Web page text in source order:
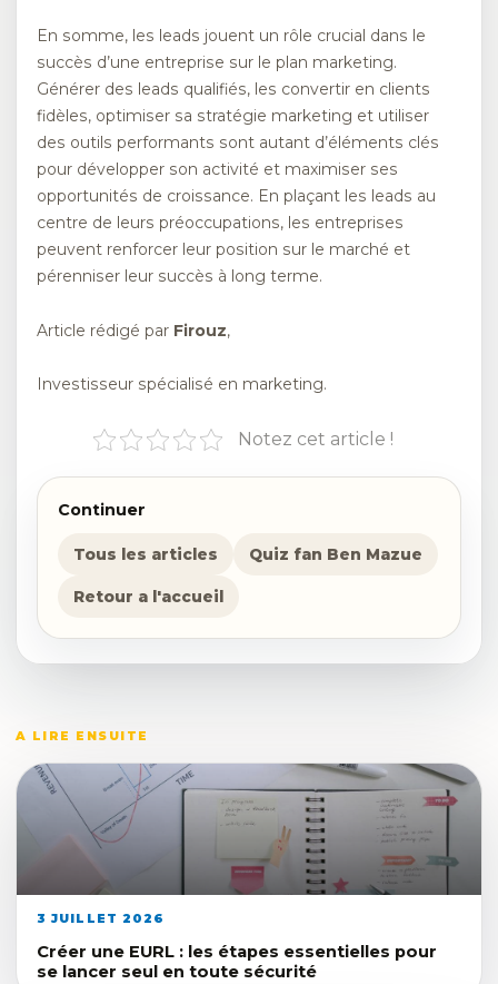
En somme, les leads jouent un rôle crucial dans le
succès d’une entreprise sur le plan marketing.
Générer des leads qualifiés, les convertir en clients
fidèles, optimiser sa stratégie marketing et utiliser
des outils performants sont autant d’éléments clés
pour développer son activité et maximiser ses
opportunités de croissance. En plaçant les leads au
centre de leurs préoccupations, les entreprises
peuvent renforcer leur position sur le marché et
pérenniser leur succès à long terme.
Article rédigé par Firouz,
Investisseur spécialisé en marketing.
Notez cet article !
Continuer
Tous les articles Quiz fan Ben Mazue
Retour a l'accueil
A LIRE ENSUITE
3 JUILLET 2026
Créer une EURL : les étapes essentielles pour
se lancer seul en toute sécurité